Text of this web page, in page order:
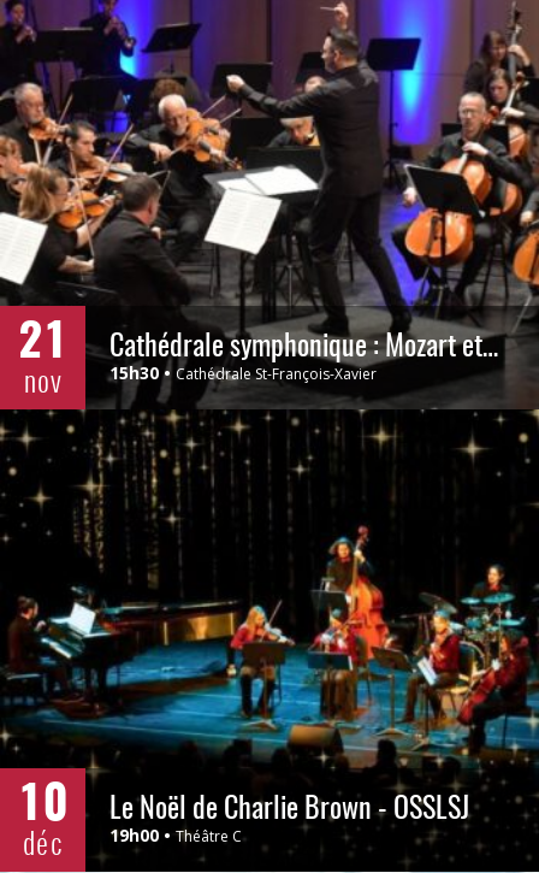
21
nov
Cathédrale symphonique : Mozart et Wagner - OSSLSJ
15h30 Cathédrale St-François-Xavier
10
déc
Le Noël de Charlie Brown - OSSLSJ
19h00 Théâtre C